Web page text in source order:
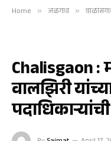
Home » जळगाव »
Chalisgaon :
वालझिरी